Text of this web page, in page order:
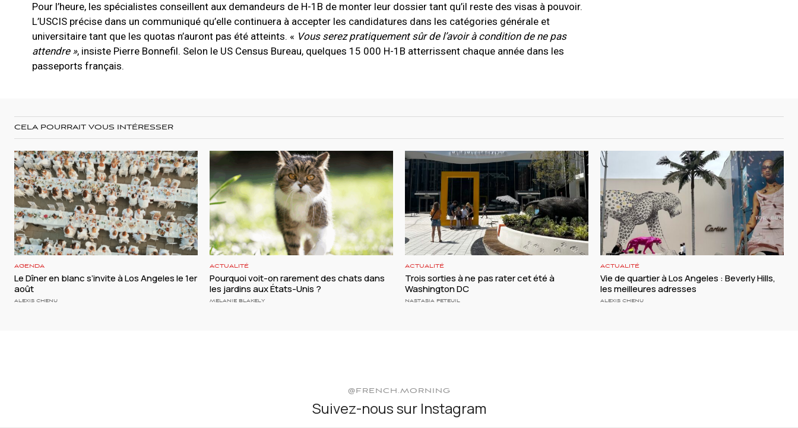
Pour l’heure, les spécialistes conseillent aux demandeurs de H-1B de monter leur dossier tant qu’il reste des visas à pouvoir.
L’USCIS précise dans un communiqué qu’elle continuera à accepter les candidatures dans les catégories générale et
universitaire tant que les quotas n’auront pas été atteints. « Vous serez pratiquement sûr de l’avoir à condition de ne pas
attendre », insiste Pierre Bonnefil. Selon le US Census Bureau, quelques 15 000 H-1B atterrissent chaque année dans les
passeports français.
CELA POURRAIT VOUS INTÉRESSER
AGENDA
Le Dîner en blanc s’invite à Los Angeles le 1er
août
ALEXIS CHENU
ACTUALITÉ
Pourquoi voit-on rarement des chats dans
les jardins aux États-Unis ?
MELANIE BLAKELY
ACTUALITÉ
Trois sorties à ne pas rater cet été à
Washington DC
NASTASIA PETEUIL
ACTUALITÉ
Vie de quartier à Los Angeles : Beverly Hills,
les meilleures adresses
ALEXIS CHENU
@FRENCH.MORNING
Suivez-nous sur Instagram